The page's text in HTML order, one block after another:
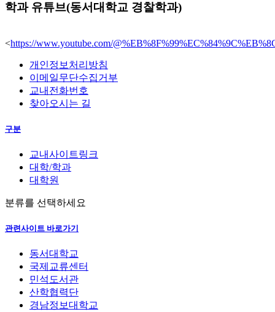
학과 유튜브(동서대학교 경찰학과)
<https://www.youtube.com/
개인정보처리방침
이메일무단수집거부
교내전화번호
찾아오시는 길
구분
교내사이트링크
대학/학과
대학원
분류를 선택하세요
관련사이트 바로가기
동서대학교
국제교류센터
민석도서관
산학협력단
경남정보대학교